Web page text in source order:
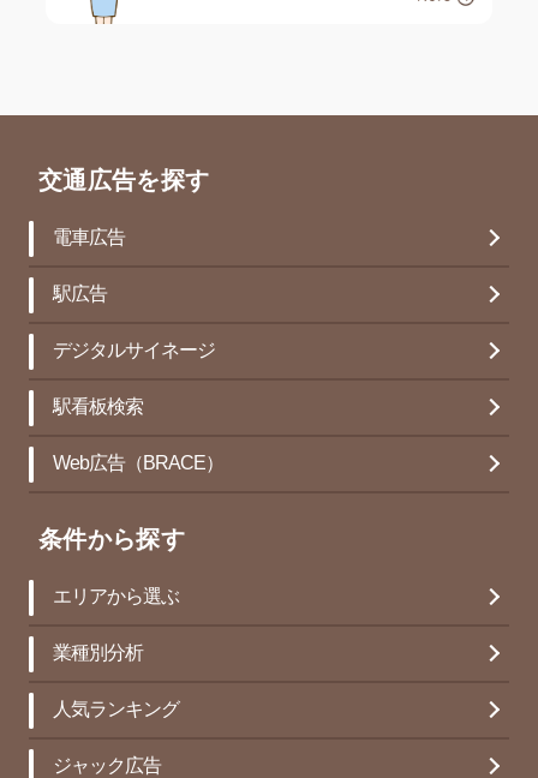
交通広告を探す
電車広告
駅広告
デジタルサイネージ
駅看板検索
Web広告（BRACE）
条件から探す
エリアから選ぶ
業種別分析
人気ランキング
ジャック広告